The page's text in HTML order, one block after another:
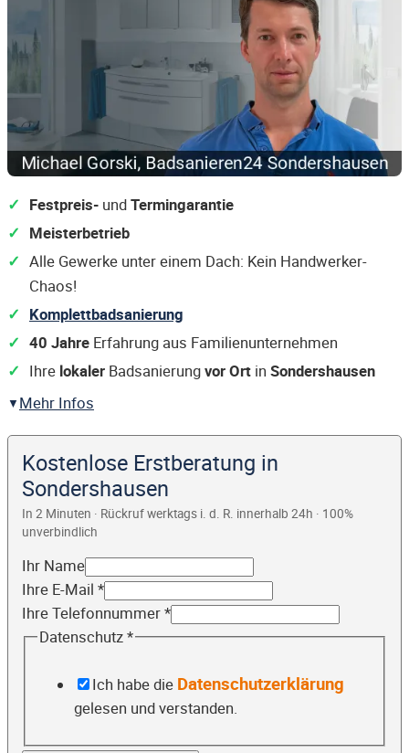
Festpreis- undTermingarantie
Meisterbetrieb
Alle Gewerke unter einem Dach: Kein Handwerker-
Chaos!
Komplettbadsanierung
40 Jahre Erfahrung aus Familienunternehmen
Ihre lokaler Badsanierungvor Ort in Sondershausen
Mehr Infos
Kostenlose Erstberatung in
Sondershausen
In 2 Minuten · Rückruf werktags i. d. R. innerhalb 24h · 100%
unverbindlich
Ihr Name
Ihre E-Mail *
Ihre Telefonnummer*
Datenschutz*
Ich habe die Datenschutzerklärung
gelesen und verstanden.